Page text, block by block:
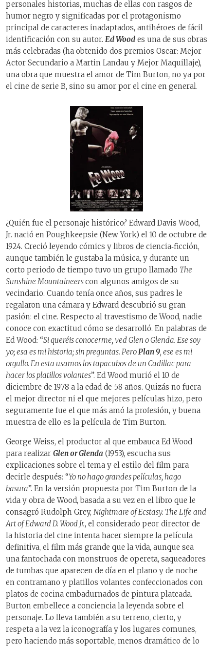
personales historias, muchas de ellas con rasgos de
humor negro y significadas por el protagonismo
principal de caracteres inadaptados, antihéroes de fácil
identificación con su autor. Ed Wood es una de sus obras
más celebradas (ha obtenido dos premios Oscar: Mejor
Actor Secundario a Martin Landau y Mejor Maquillaje),
una obra que muestra el amor de Tim Burton, no ya por
el cine de serie B, sino su amor por el cine en general.
¿Quién fue el personaje histórico? Edward Davis Wood,
Jr. nació en Poughkeepsie (New York) el 10 de octubre de
1924. Creció leyendo cómics y libros de ciencia‑ficción,
aunque también le gustaba la música, y durante un
corto periodo de tiempo tuvo un grupo llamado The
Sunshine Mountaineerscon algunos amigos de su
vecindario. Cuando tenía once años, sus padres le
regalaron una cámara y Edward descubrió su gran
pasión: el cine. Respecto al travestismo de Wood, nadie
conoce con exactitud cómo se desarrolló. En palabras de
Ed Wood: “Si queréis conocerme, ved Glen o Glenda. Ese soy
yo; esa es mi historia; sin preguntas. Pero Plan 9, ese es mi
orgullo. En esta usamos los tapacubos de un Cadillac para
hacer los platillos volantes”. Ed Wood murió el 10 de
diciembre de 1978 a la edad de 58 años. Quizás no fuera
el mejor director ni el que mejores películas hizo, pero
seguramente fue el que más amó la profesión, y buena
muestra de ello es la película de Tim Burton.
George Weiss, el productor al que embauca Ed Wood
para realizar Glen or Glenda (1953), escucha sus
explicaciones sobre el tema y el estilo del film para
decirle después: “Yo no hago grandes películas, hago
basura”. En la versión propuesta por Tim Burton de la
vida y obra de Wood, basada a su vez en el libro que le
consagró Rudolph Grey, Nightmare of Ecstasy. The Life and
Art of Edward D. Wood Jr., el considerado peor director de
la historia del cine intenta hacer siempre la película
definitiva, el film más grande que la vida, aunque sea
una fantochada con monstruos de opereta, saqueadores
de tumbas que aparecen de día en el plano y de noche
en contramano y platillos volantes confeccionados con
platos de cocina embadurnados de pintura plateada.
Burton embellece a conciencia la leyenda sobre el
personaje. Lo lleva también a su terreno, cierto, y
respeta a la vez la iconografía y los lugares comunes,
pero haciendo más soportable, menos dramático de lo